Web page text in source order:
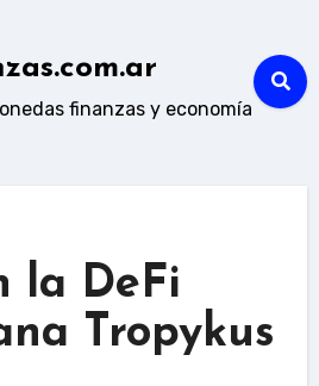
finanzas y economía
la DeFi
Tropykus